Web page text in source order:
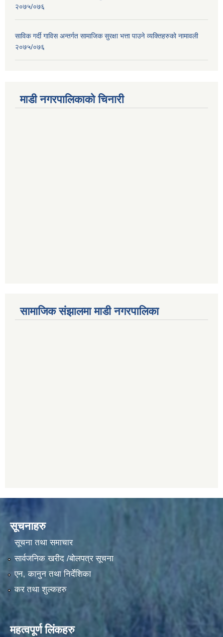
२०७५/०७६
साविक गर्दी गाविस अन्तर्गत सामाजिक सुरक्षा भत्ता पाउने व्यक्तिहरुको नामावली
२०७५/०७६
माडी नगरपालिकाको चिनारी
सामाजिक संझालमा माडी नगरपालिका
सूचनाहरु
सूचना तथा समाचार
सार्वजनिक खरीद /बोलपत्र सूचना
एन, कानुन तथा निर्देशिका
कर तथा शुल्कहरु
महत्वपूर्ण लिंकहरु